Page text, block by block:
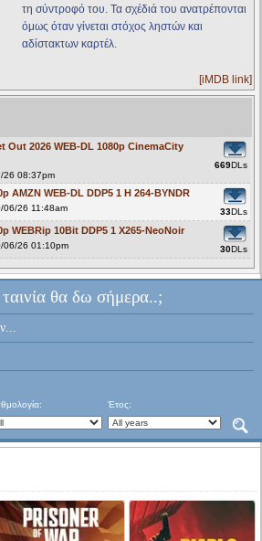
τη σύντροφό του. Τα σχέδιά του ανατρέπονται
όμως όταν γίνεται στόχος ληστών και
αδίστακτων καρτέλ.
[iMDB link]
Out 2026 WEB-DL 1080p CinemaCity
26 08:37pm
669DLs
AMZN WEB-DL DDP5 1 H 264-BYNDR
06/26 11:48am 33DLs
WEBRip 10Bit DDP5 1 X265-NeoNoir
06/26 01:10pm 30DLs
θα δω σήμερα..;
Έτος: